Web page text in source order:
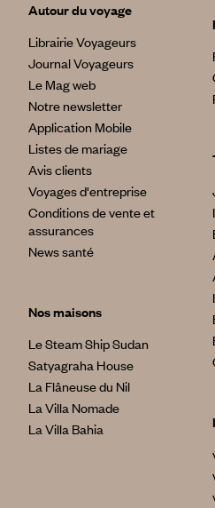
Autour du voyage
Librairie Voyageurs
Journal Voyageurs
Le Mag web
Notre newsletter
Application Mobile
Listes de mariage
Avis clients
Voyages d'entreprise
Conditions de vente et
assurances
News santé
Nos maisons
Le Steam Ship Sudan
Satyagraha House
La Flâneuse du Nil
La Villa Nomade
La Villa Bahia